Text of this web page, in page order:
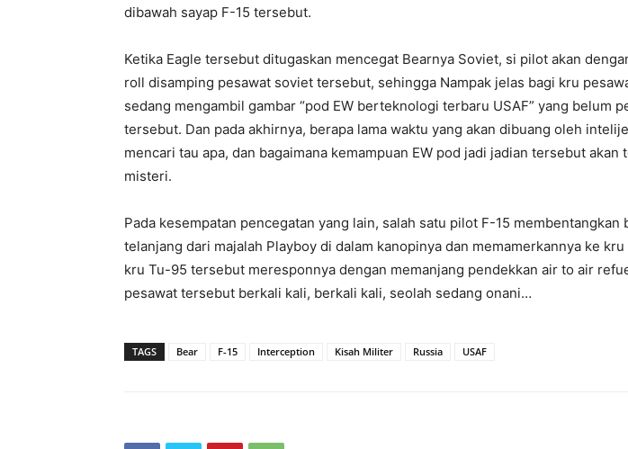
dibawah sayap F-15 tersebut.
Ketika Eagle tersebut ditugaskan mencegat Bearnya Soviet, si pilot akan
roll disamping pesawat soviet tersebut, sehingga Nampak jelas bagi kru
sedang mengambil gambar “pod EW berteknologi terbaru USAF” yang belum
tersebut. Dan pada akhirnya, berapa lama waktu yang akan dibuang oleh
mencari tau apa, dan bagaimana kemampuan EW pod jadi jadian tersebut akan
misteri.
Pada kesempatan pencegatan yang lain, salah satu pilot F-15 membentangkan
telanjang dari majalah Playboy di dalam kanopinya dan memamerkannya ke kru
kru Tu-95 tersebut meresponnya dengan memanjang pendekkan air to air
pesawat tersebut berkali kali, berkali kali, seolah sedang onani…
TAGS Bear F-15 Interception Kisah Militer Russia USAF